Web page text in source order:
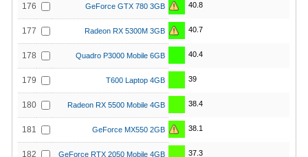
176 GeForce GTX 780 3GB 40.8
177 Radeon RX 5300M 3GB 40.7
178 Quadro P3000 Mobile 6GB 40.4
179 T600 Laptop 4GB 39
180 Radeon RX 5500 Mobile 4GB 38.4
181 GeForce MX550 2GB 38.1
182 GeForce RTX 2050 Mobile 4GB 37.3